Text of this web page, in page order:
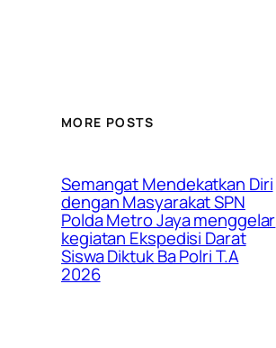
MORE POSTS
Semangat Mendekatkan Diri
dengan Masyarakat SPN
Polda Metro Jaya menggelar
kegiatan Ekspedisi Darat
Siswa Diktuk Ba Polri T.A
2026